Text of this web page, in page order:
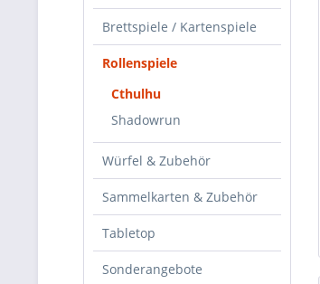
Brettspiele / Kartenspiele
Rollenspiele
Cthulhu
Shadowrun
Würfel & Zubehör
Sammelkarten & Zubehör
Tabletop
Sonderangebote